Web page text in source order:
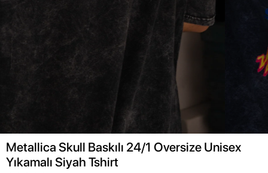
Metallica Skull Baskılı 24/1 Oversize Unisex
Yıkamalı Siyah Tshirt